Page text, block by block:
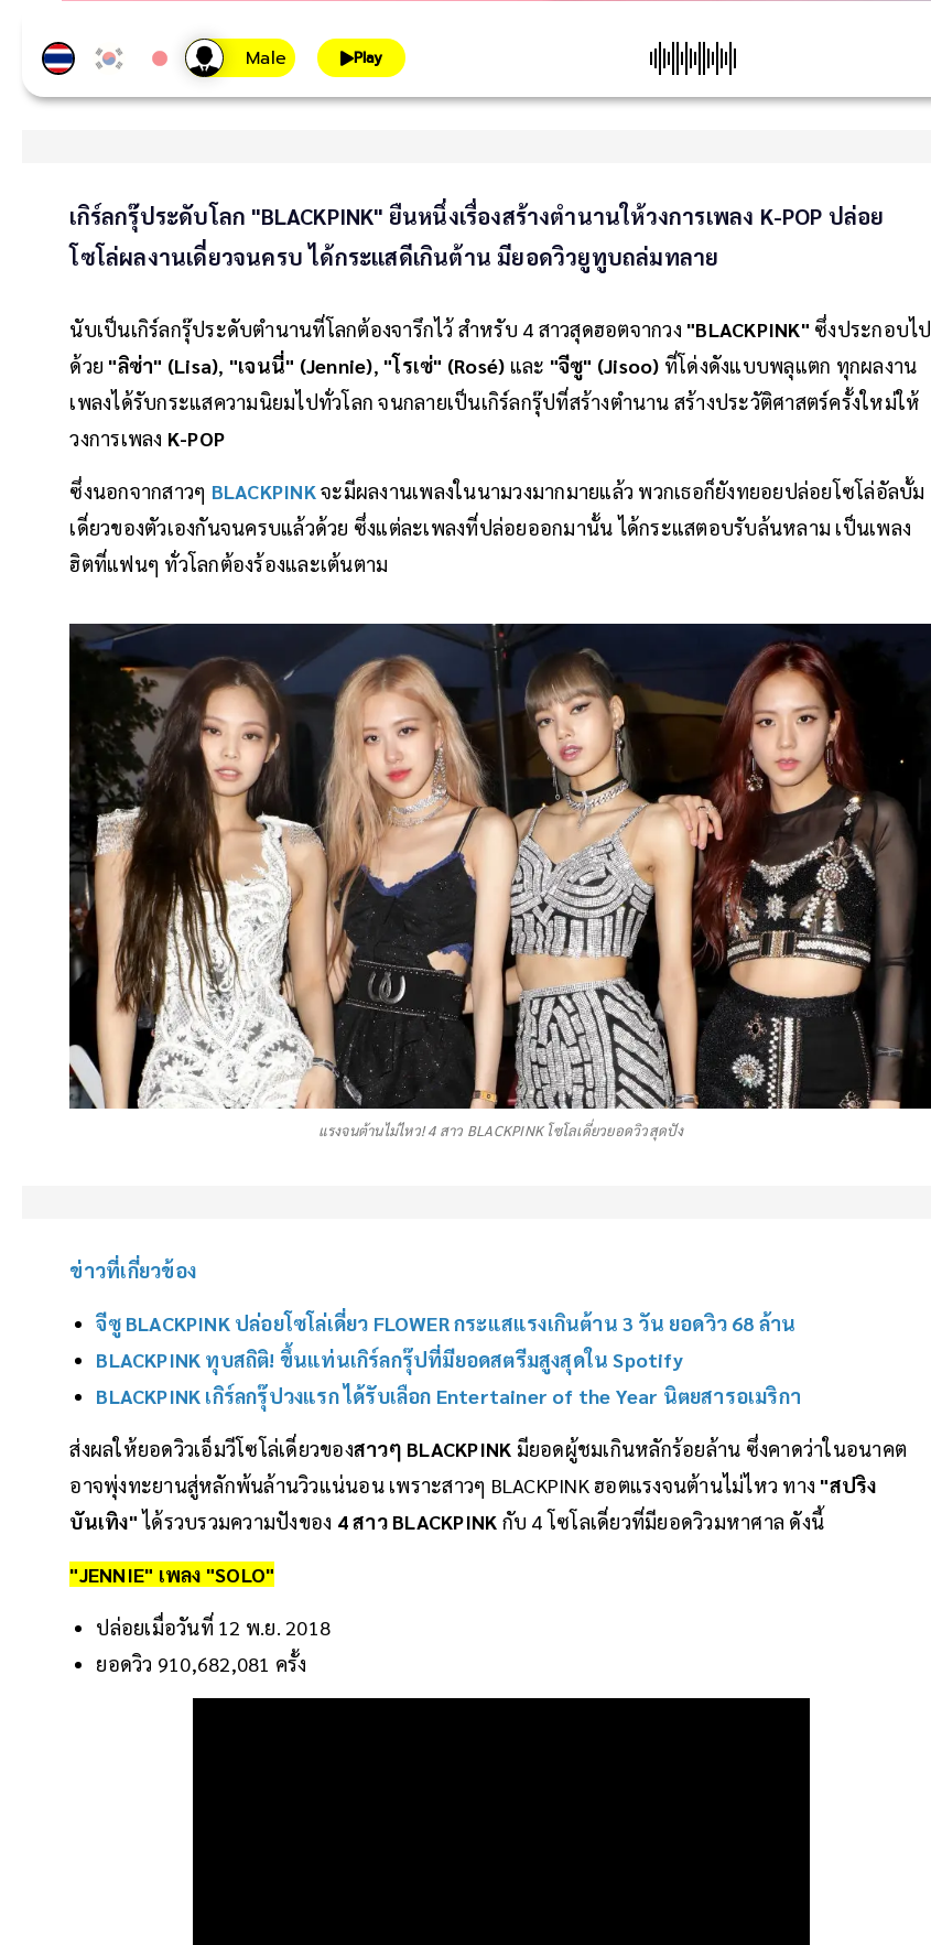
Play
เกิร์ลกรุ๊ประดับโลก "BLACKPINK" ยืนหนึ่งเรื่องสร้างตำนานให้วงการเพลง K-POP ปล่อย
โซโล่ผลงานเดี่ยวจนครบ ได้กระแสดีเกินต้าน มียอดวิวยูทูบถล่มทลาย
นับเป็นเกิร์ลกรุ๊ประดับตำนานที่โลกต้องจารึกไว้ สำหรับ 4 สาวสุดฮอตจากวง "BLACKPINK" ซึ่งประกอบไป
ด้วย "ลิซ่า" (Lisa), "เจนนี่" (Jennie), "โรเซ่" (Rosé) และ "จีซู" (Jisoo) ที่โด่งดังแบบพลุแตก ทุกผลงาน
เพลงได้รับกระแสความนิยมไปทั่วโลก จนกลายเป็นเกิร์ลกรุ๊ปที่สร้างตำนาน สร้างประวัติศาสตร์ครั้งใหม่ให้
วงการเพลง K-POP
ซึ่งนอกจากสาวๆ BLACKPINKจะมีผลงานเพลงในนามวงมากมายแล้ว พวกเธอก็ยังทยอยปล่อยโซโล่อัลบั้ม
เดี่ยวของตัวเองกันจนครบแล้วด้วย ซึ่งแต่ละเพลงที่ปล่อยออกมานั้น ได้กระแสตอบรับล้นหลาม เป็นเพลง
ฮิตที่แฟนๆ ทั่วโลกต้องร้องและเต้นตาม
แรงจนต้านไม่ไหว! 4 สาว BLACKPINK โซโลเดี่ยวยอดวิวสุดปัง
ข่าวที่เกี่ยวข้อง
จีซู BLACKPINK ปล่อยโซโล่เดี่ยว FLOWER กระแสแรงเกินต้าน 3 วัน ยอดวิว 68 ล้าน
BLACKPINK ทุบสถิติ! ขึ้นแท่นเกิร์ลกรุ๊ปที่มียอดสตรีมสูงสุดใน Spotify
BLACKPINK เกิร์ลกรุ๊ปวงแรก ได้รับเลือก Entertainer of the Year นิตยสารอเมริกา
ส่งผลให้ยอดวิวเอ็มวีโซโล่เดี่ยวของสาวๆ BLACKPINK มียอดผู้ชมเกินหลักร้อยล้าน ซึ่งคาดว่าในอนาคต
อาจพุ่งทะยานสู่หลักพ้นล้านวิวแน่นอน เพราะสาวๆ BLACKPINK ฮอตแรงจนต้านไม่ไหว ทาง "สปริง
บันเทิง"ได้รวบรวมความปังของ 4 สาว BLACKPINK กับ 4 โซโลเดี่ยวที่มียอดวิวมหาศาล ดังนี้
"JENNIE" เพลง "SOLO"
ปล่อยเมื่อวันที่ 12 พ.ย. 2018
ยอดวิว 910,682,081 ครั้ง